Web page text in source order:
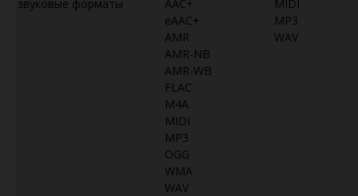
звуковые форматы
AAC+
eAAC+
AMR
AMR-NB
AMR-WB
FLAC
M4A
MIDI
MP3
OGG
WMA
WAV
MIDI
MP3
WAV